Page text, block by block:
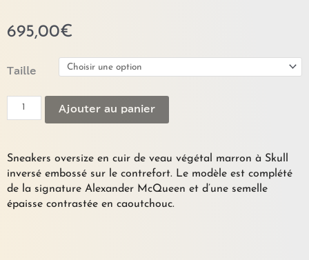
695,00€
Taille
Sneakers
"OVERSIZE"
ALEXANDER
Ajouter au panier
Sneakers oversize en cuir de veau végétal marron à Skull
inversé embossé sur le contrefort. Le modèle est complété
de la signature Alexander McQueen et d’une semelle
épaisse contrastée en caoutchouc.